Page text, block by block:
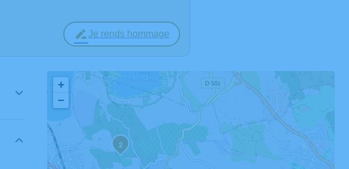
Je rends hommage
2
+
−